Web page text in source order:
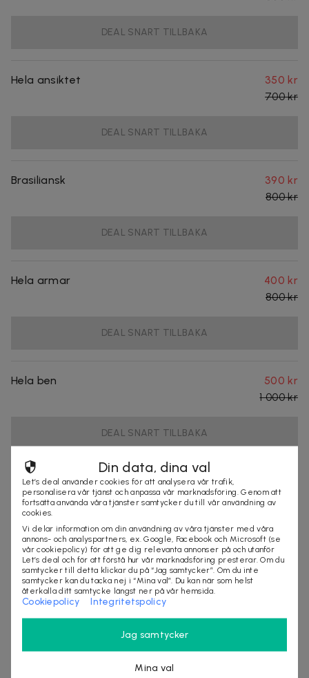
DEAL SNART TILLBAKA
Hela ansiktet
350 kr
700 kr
DEAL SNART TILLBAKA
Brasiliansk
390 kr
800 kr
DEAL SNART TILLBAKA
Hela armar
400 kr
800 kr
DEAL SNART TILLBAKA
Hela ben
500 kr
1 000 kr
DEAL SNART TILLBAKA
Rygg
1 000 kr
DEAL SNART TILLBAKA
Halva kroppen (nedre eller övre)
DEAL SNART TILLBAKA
Din data, dina val
Let’s deal använder cookies för att analysera vår trafik,
personalisera vår tjänst och anpassa vår marknadsföring. Genom att
fortsätta använda våra tjänster samtycker du till vår användning av
cookies.
Vi delar information om din användning av våra tjänster med våra
annons- och analyspartners, ex. Google, Facebook och Microsoft (se
vår cookiepolicy) för att ge dig relevanta annonser på och utanför
Let’s deal och för att förstå hur vår marknadsföring presterar. Om du
samtycker till detta klickar du på “Jag samtycker”. Om du inte
samtycker kan du tacka nej i “Mina val”. Du kan när som helst
återkalla ditt samtycke längst ner på vår hemsida.
Cookiepolicy Integritetspolicy
Jag samtycker
Mina val